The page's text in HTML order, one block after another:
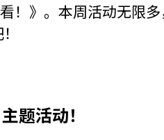
！》。本周活动无限
题活动！